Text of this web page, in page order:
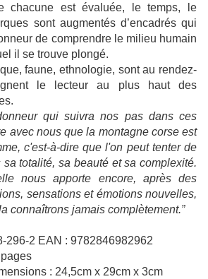
est évaluée, le temps, le
sont augmentés d’encadrés qui
de comprendre le milieu humain
il se trouve plongé.
faune, ethnologie, sont au rendez-
le lecteur au plus haut des
qui suivra nos pas dans ces
avec nous que la montagne corse est
c'est-à-dire que l'on peut tenter de
totalité, sa beauté et sa complexité.
nous apporte encore, après des
sensations et émotions nouvelles,
connaîtrons jamais complètement.”
296-2 EAN : 9782846982962
: 24,5cm x 29cm x 3cm